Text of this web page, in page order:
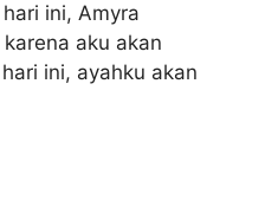
ini, Amyra
aku akan
ini, ayahku akan